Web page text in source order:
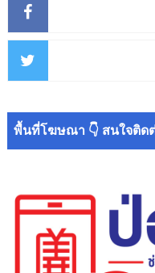
พื้นที่โฆษณา 👇 สนใจติด